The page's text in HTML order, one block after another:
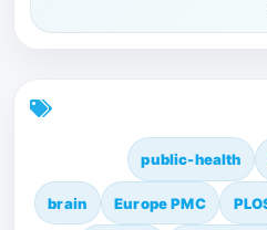
public-health
Europe PMC
brain